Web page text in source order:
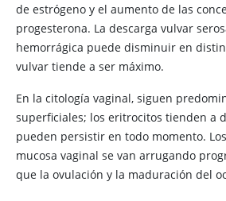
de estrógeno y el aumento de las
progesterona. La descarga vulvar
hemorrágica puede disminuir en
vulvar tiende a ser máximo.
En la citología vaginal, siguen
superficiales; los eritrocitos tienden a
pueden persistir en todo momento.
mucosa vaginal se van arrugando
que la ovulación y la maduración del